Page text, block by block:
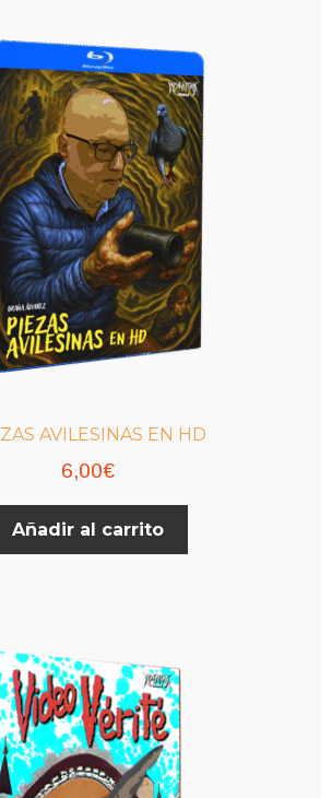
AVILESINAS EN HD
6,00€
Añadir al carrito